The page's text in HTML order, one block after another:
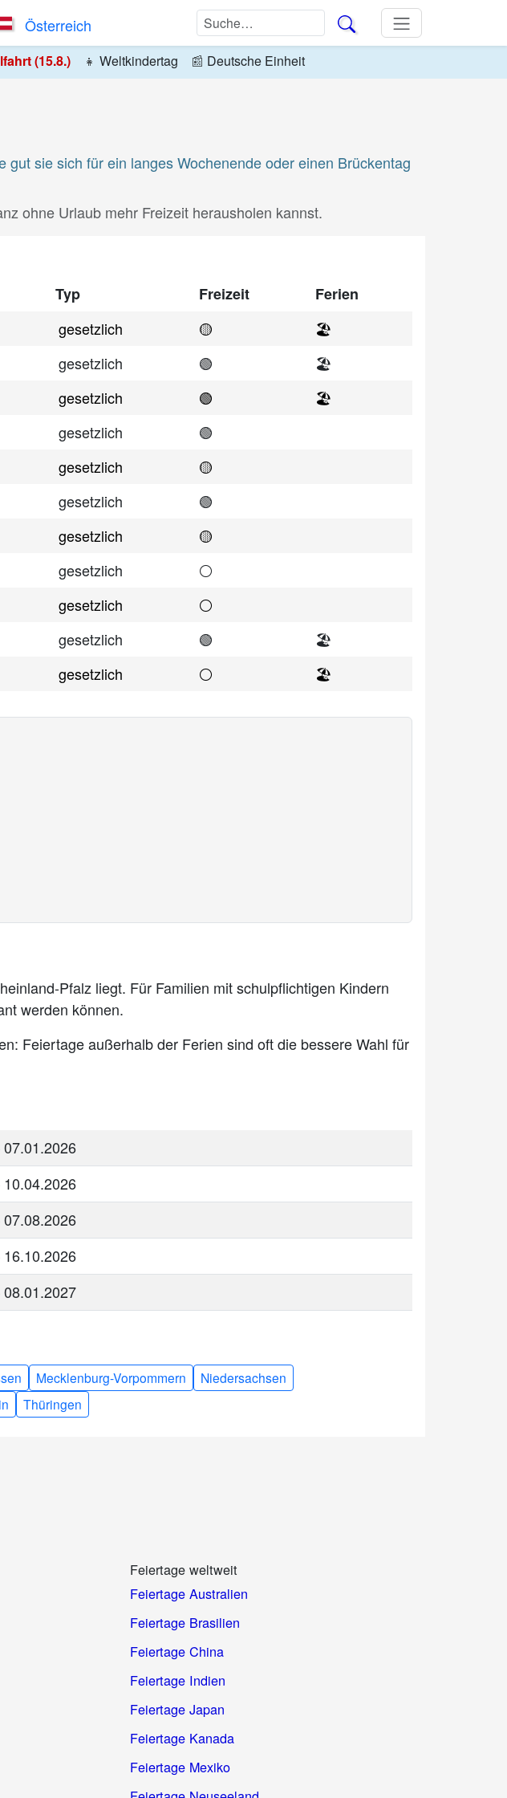
Österreich
(15.8.) 👧 Weltkindertag 📰 Deutsche Einheit
sie sich für ein langes Wochenende oder einen Brückentag
ohne Urlaub mehr Freizeit herausholen kannst.
Typ Freizeit
Ferien
gesetzlich 🟡
🏖️
gesetzlich 🟢
🏖️
gesetzlich 🟢
🏖️
gesetzlich
🟢
gesetzlich
🟡
gesetzlich
🟢
gesetzlich
🟡
gesetzlich
⚪
gesetzlich
⚪
gesetzlich 🟢
🏖️
gesetzlich ⚪ 🏖️
Pfalz liegt. Für Familien mit schulpflichtigen Kindern
werden können.
Feiertage außerhalb der Ferien sind oft die bessere Wahl für
Mecklenburg-Vorpommern
Niedersachsen
Thüringen
Feiertage weltweit
Feiertage Australien
Feiertage Brasilien
Feiertage China
Feiertage Indien
Feiertage Japan
Feiertage Kanada
Feiertage Mexiko